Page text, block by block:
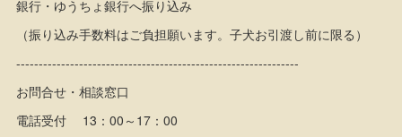
銀行・ゆうちょ銀行へ振り込み
（振り込み手数料はご負担願います。子犬お引渡し前に限る）
---------------------------------------------------------------
お問合せ・相談窓口
電話受付 13：00～17：00